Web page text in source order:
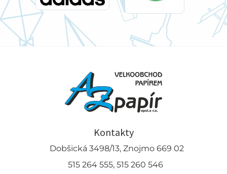
Kontakty
Dobšická 3498/13, Znojmo 669 02
515 264 555, 515 260 546